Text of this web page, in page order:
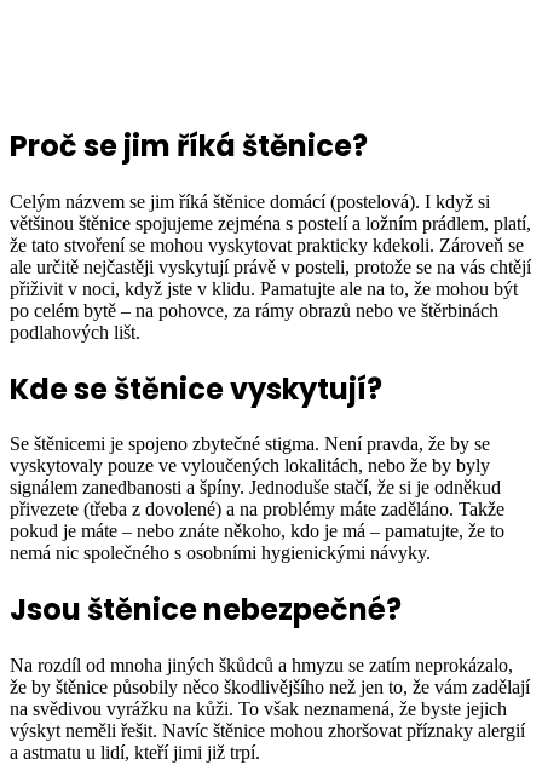
Proč se jim říká štěnice?
Celým názvem se jim říká štěnice domácí (postelová). I když si
většinou štěnice spojujeme zejména s postelí a ložním prádlem, platí,
že tato stvoření se mohou vyskytovat prakticky kdekoli. Zároveň se
ale určitě nejčastěji vyskytují právě v posteli, protože se na vás chtějí
přiživit v noci, když jste v klidu. Pamatujte ale na to, že mohou být
po celém bytě – na pohovce, za rámy obrazů nebo ve štěrbinách
podlahových lišt.
Kde se štěnice vyskytují?
Se štěnicemi je spojeno zbytečné stigma. Není pravda, že by se
vyskytovaly pouze ve vyloučených lokalitách, nebo že by byly
signálem zanedbanosti a špíny. Jednoduše stačí, že si je odněkud
přivezete (třeba z dovolené) a na problémy máte zaděláno. Takže
pokud je máte – nebo znáte někoho, kdo je má – pamatujte, že to
nemá nic společného s osobními hygienickými návyky.
Jsou štěnice nebezpečné?
Na rozdíl od mnoha jiných škůdců a hmyzu se zatím neprokázalo,
že by štěnice působily něco škodlivějšího než jen to, že vám zadělají
na svědivou vyrážku na kůži. To však neznamená, že byste jejich
výskyt neměli řešit. Navíc štěnice mohou zhoršovat příznaky alergií
a astmatu u lidí, kteří jimi již trpí.